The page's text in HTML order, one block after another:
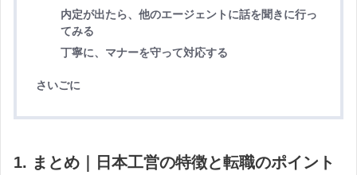
内定が出たら、他のエージェントに話を聞きに行っ
てみる
丁寧に、マナーを守って対応する
さいごに
1. まとめ｜日本工営の特徴と転職のポイント